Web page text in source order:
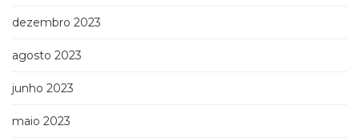
dezembro 2023
agosto 2023
junho 2023
maio 2023